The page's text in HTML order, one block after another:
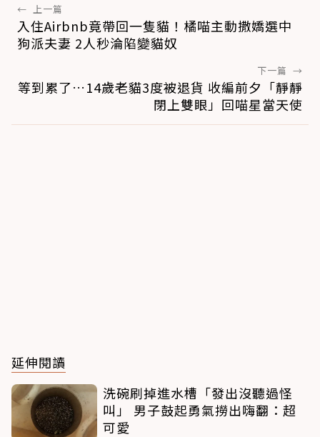
← 上一篇
入住Airbnb竟帶回一隻貓！橘喵主動撒嬌選中
狗派夫妻 2人秒淪陷變貓奴
下一篇 →
等到累了…14歲老貓3度被退貨 收編前夕「靜靜
閉上雙眼」回喵星當天使
延伸閱讀
洗碗刷掉進水槽「發出沒聽過怪
叫」 男子鼓起勇氣撈出嗨翻：超
可愛